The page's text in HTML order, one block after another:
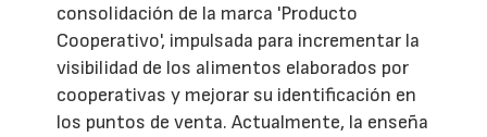
consolidación de la marca 'Producto
Cooperativo', impulsada para incrementar la
visibilidad de los alimentos elaborados por
cooperativas y mejorar su identificación en
los puntos de venta. Actualmente, la enseña